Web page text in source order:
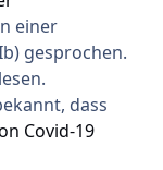
einer
gesprochen.
dass
Covid-19